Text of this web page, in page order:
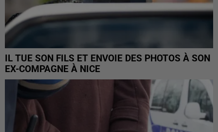
IL TUE SON FILS ET ENVOIE DES PHOTOS À SON
EX-COMPAGNE À NICE